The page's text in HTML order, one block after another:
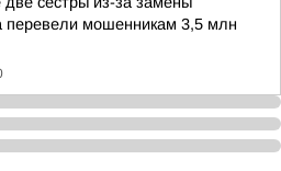
мошенникам 3,5 млн